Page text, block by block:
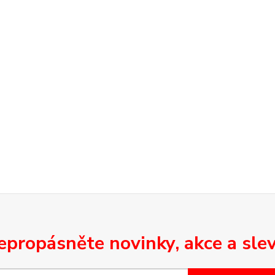
novinky, akce a